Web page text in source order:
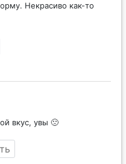
Некрасиво как-то
вкус, увы 🙁